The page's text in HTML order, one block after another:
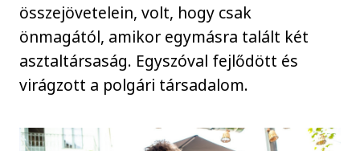
összejövetelein, volt, hogy csak
önmagától, amikor egymásra talált két
asztaltársaság. Egyszóval fejlődött és
virágzott a polgári társadalom.